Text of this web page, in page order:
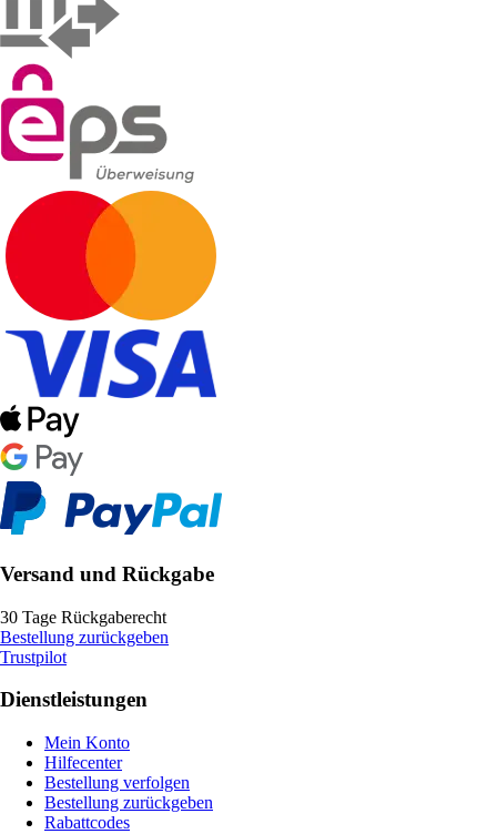
Versand und Rückgabe
30 Tage Rückgaberecht
Bestellung zurückgeben
Trustpilot
Dienstleistungen
Mein Konto
Hilfecenter
Bestellung verfolgen
Bestellung zurückgeben
Rabattcodes